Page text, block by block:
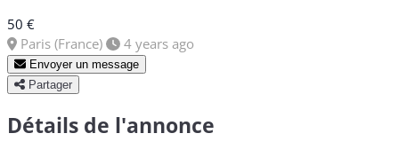
50 €
Paris (France)
4 years ago
Envoyer un message
Partager
Détails de l'annonce